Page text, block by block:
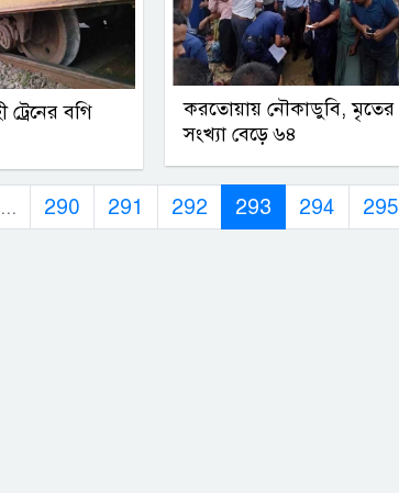
ট্রেনের বগি
করতোয়ায় নৌকাডুবি, মৃতের
সংখ্যা বেড়ে ৬৪
... 290 291 292 293 294 295